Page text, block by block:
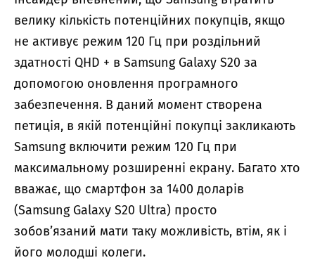
велику кількість потенційних покупців, якщо
не активує режим 120 Гц при роздільний
здатності QHD + в Samsung Galaxy S20 за
допомогою оновлення програмного
забезпечення. В даний момент створена
петиція, в якій потенційні покупці закликають
Samsung включити режим 120 Гц при
максимальному розширенні екрану. Багато хто
вважає, що смартфон за 1400 доларів
(Samsung Galaxy S20 Ultra) просто
зобов’язаний мати таку можливість, втім, як і
його молодші колеги.